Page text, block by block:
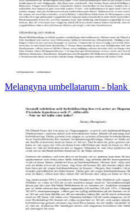
Melangyna umbellatarum -